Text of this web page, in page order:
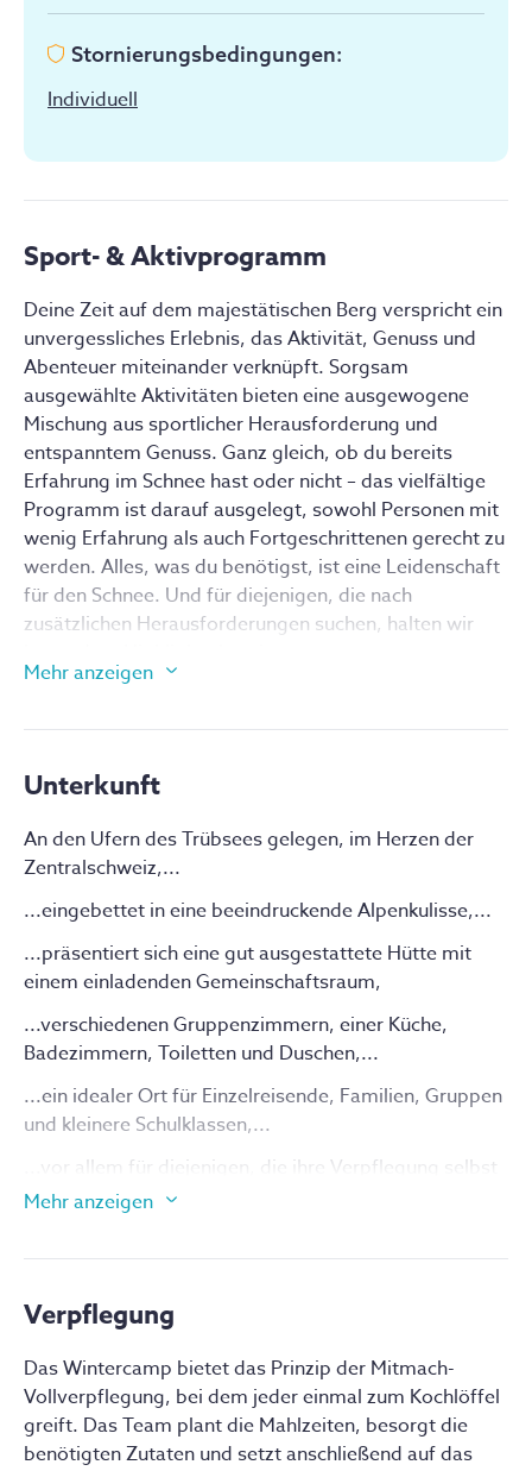
Stornierungsbedingungen:
Individuell
Sport- & Aktivprogramm
Deine Zeit auf dem majestätischen Berg verspricht ein
unvergessliches Erlebnis, das Aktivität, Genuss und
Abenteuer miteinander verknüpft. Sorgsam
ausgewählte Aktivitäten bieten eine ausgewogene
Mischung aus sportlicher Herausforderung und
entspanntem Genuss. Ganz gleich, ob du bereits
Erfahrung im Schnee hast oder nicht – das vielfältige
Programm ist darauf ausgelegt, sowohl Personen mit
wenig Erfahrung als auch Fortgeschrittenen gerecht zu
werden. Alles, was du benötigst, ist eine Leidenschaft
für den Schnee. Und für diejenigen, die nach
zusätzlichen Herausforderungen suchen, halten wir
und der Entdeckungen. Ob Skifahren schon lange Teil
Teamleiter begleiten dich durch das Skigebiet und
vielfältigen Pisten und taucht ein in die zauberhafte,
verschneite Landschaft. Zwischendurch sorgen
abwechslungsreiche Aktivitäten wie eine
stimmungsvolle Fackelwanderung und gemeinsames
Kochen für Freude und Abwechslung. Zusätzlich
warten spannende Highlights auf dich, darunter eine
fesselnde Skirallye, die Teamgeist und Geschicklichkeit
erfordert, sowie eine unterhaltsame Skitaufe, die dein
Bergabenteuer gebührend abschließt.
Der Skipass ist nicht enthalten, kann aber individuell
dazugebucht werden, und das Team steht mit
hilfreichen Tipps und Tricks für die Piste zur Seite. Die
Ausrüstung kannst du entweder selbst mitbringen
ausleihen. Am ersten Tag begleiten sie dich zum
Ausrüstung zu helfen. Danach steht deinem
unvergesslichen Bergabenteuer nichts mehr im Wege!
Mehr anzeigen
Unterkunft
An den Ufern des Trübsees gelegen, im Herzen der
Zentralschweiz,...
...eingebettet in eine beeindruckende Alpenkulisse,...
...präsentiert sich eine gut ausgestattete Hütte mit
einem einladenden Gemeinschaftsraum,
...verschiedenen Gruppenzimmern, einer Küche,
Badezimmern, Toiletten und Duschen,...
...ein idealer Ort für Einzelreisende, Familien, Gruppen
und kleinere Schulklassen,...
...vor allem für diejenigen, die ihre Verpflegung selbst
organisieren möchten,...
ist.
Mehr anzeigen
Verpflegung
Das Wintercamp bietet das Prinzip der Mitmach-
Vollverpflegung, bei dem jeder einmal zum Kochlöffel
greift. Das Team plant die Mahlzeiten, besorgt die
benötigten Zutaten und setzt anschließend auf das